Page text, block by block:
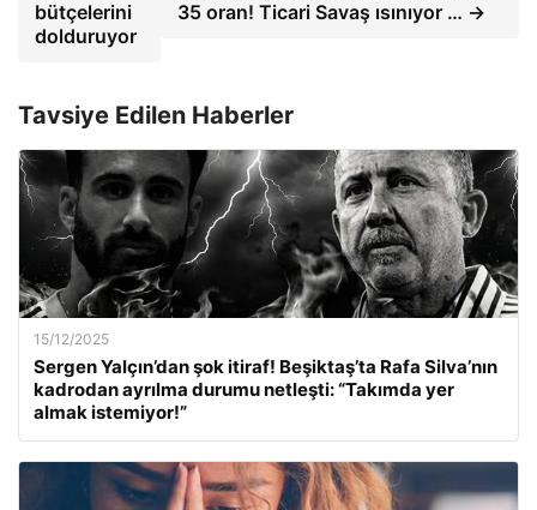
bütçelerini
dolduruyor
35 oran! Ticari Savaş ısınıyor … →
Tavsiye Edilen Haberler
15/12/2025
Sergen Yalçın’dan şok itiraf! Beşiktaş’ta Rafa Silva’nın
kadrodan ayrılma durumu netleşti: “Takımda yer
almak istemiyor!”